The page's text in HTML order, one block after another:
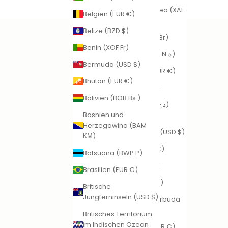
Belgien (EUR €)
Belize (BZD $)
Benin (XOF Fr)
Bermuda (USD $)
Bhutan (EUR €)
Bolivien (BOB Bs.)
Bosnien und
Herzegowina (BAM
КМ)
Botsuana (BWP P)
Brasilien (EUR €)
Britische
Jungferninseln (USD $)
Britisches Territorium
im Indischen Ozean
Äquatorialguinea (XAF
Äthiopien (ETB Br)
Afghanistan (AFN ؋)
Ålandinseln (EUR €)
Albanien (ALL L)
Algerien (DZD د.ج)
Amerikanische
Überseeinseln (USD $)
Andorra (EUR €)
Angola (EUR €)
Anguilla (XCD $)
Antigua und Barbuda
(XCD $)
Deutsch